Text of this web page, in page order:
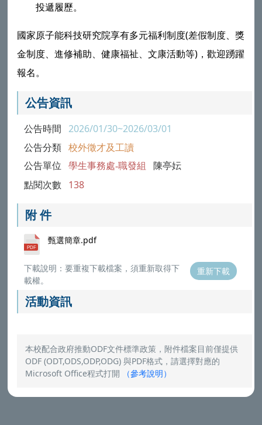
投遞履歷。
國家原子能科技研究院享有多元福利制度(差假制度、獎
金制度、進修補助、健康福祉、文康活動等)，歡迎踴躍
報名。
公告資訊
公告時間 2026/01/30~2026/03/01
公告分類 校外徵才及工讀
公告單位 學生事務處-職發組 陳亭妘
點閱次數 138
附 件
甄選簡章.pdf
下載說明：要重複下載檔案，須重新取得下
載權。
重新下載
活動資訊
本校配合政府推動ODF文件標準政策，附件檔案目前僅提供
ODF (ODT,ODS,ODP,ODG) 與PDF格式，請選擇對應的
Microsoft Office程式打開
（參考說明）